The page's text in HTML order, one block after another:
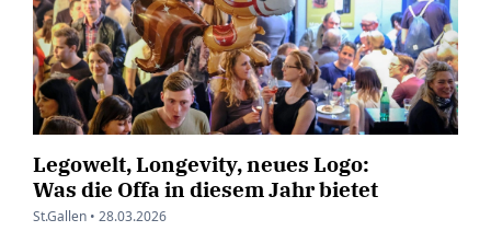
Legowelt, Longevity, neues Logo:
Was die Offa in diesem Jahr bietet
St.Gallen • 28.03.2026